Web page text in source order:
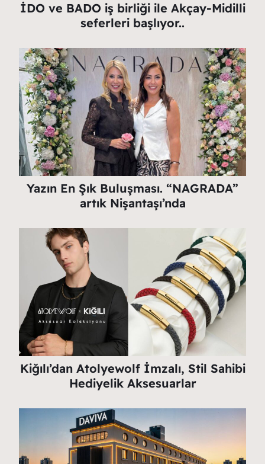
İDO ve BADO iş birliği ile Akçay-Midilli
seferleri başlıyor..
Yazın En Şık Buluşması. “NAGRADA”
artık Nişantaşı’nda
Kiğılı’dan Atolyewolf İmzalı, Stil Sahibi
Hediyelik Aksesuarlar